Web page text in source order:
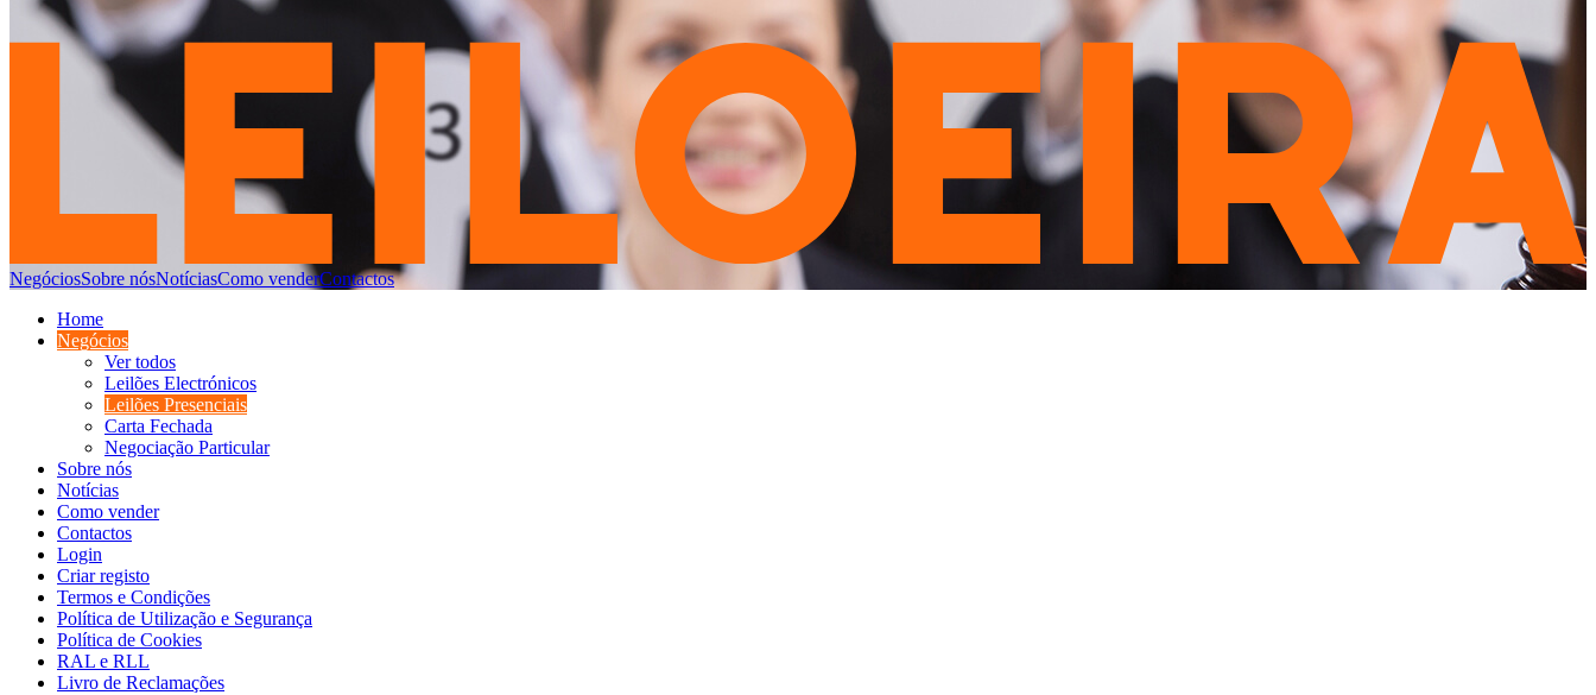
NegóciosSobre nósNotíciasComo venderContactos
Home
Negócios
Ver todos
Leilões Electrónicos
Leilões Presenciais
Carta Fechada
Negociação Particular
Sobre nós
Notícias
Como vender
Contactos
Login
Criar registo
Termos e Condições
Política de Utilização e Segurança
Política de Cookies
RAL e RLL
Livro de Reclamações